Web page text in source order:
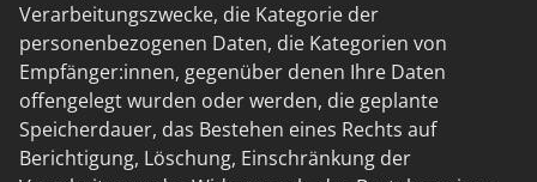
Verarbeitungszwecke, die Kategorie der
personenbezogenen Daten, die Kategorien von
Empfänger:innen, gegenüber denen Ihre Daten
offengelegt wurden oder werden, die geplante
Speicherdauer, das Bestehen eines Rechts auf
Berichtigung, Löschung, Einschränkung der